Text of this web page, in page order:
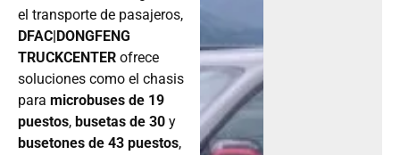
el transporte de pasajeros,
DFAC|DONGFENG
TRUCKCENTER ofrece
soluciones como el chasis
para microbuses de 19
puestos, busetas de 30 y
busetones de 43 puestos,